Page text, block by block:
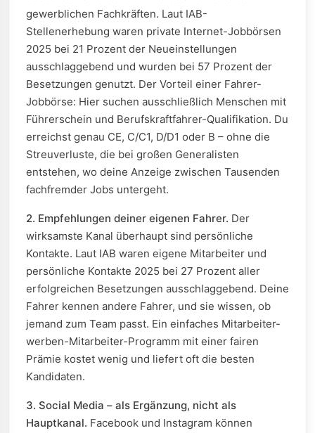
gewerblichen Fachkräften. Laut IAB-
Stellenerhebung waren private Internet-Jobbörsen
2025 bei 21 Prozent der Neueinstellungen
ausschlaggebend und wurden bei 57 Prozent der
Besetzungen genutzt. Der Vorteil einer Fahrer-
Jobbörse: Hier suchen ausschließlich Menschen mit
Führerschein und Berufskraftfahrer-Qualifikation. Du
erreichst genau CE, C/C1, D/D1 oder B – ohne die
Streuverluste, die bei großen Generalisten
entstehen, wo deine Anzeige zwischen Tausenden
fachfremder Jobs untergeht.
2. Empfehlungen deiner eigenen Fahrer. Der
wirksamste Kanal überhaupt sind persönliche
Kontakte. Laut IAB waren eigene Mitarbeiter und
persönliche Kontakte 2025 bei 27 Prozent aller
erfolgreichen Besetzungen ausschlaggebend. Deine
Fahrer kennen andere Fahrer, und sie wissen, ob
jemand zum Team passt. Ein einfaches Mitarbeiter-
werben-Mitarbeiter-Programm mit einer fairen
Prämie kostet wenig und liefert oft die besten
Kandidaten.
3. Social Media – als Ergänzung, nicht als
Hauptkanal. Facebook und Instagram können